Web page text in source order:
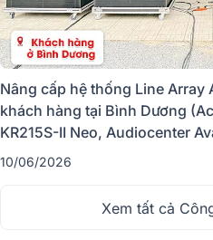
Dàn âm thanh line
Dàn âm thanh Line Array hay theo
là dàn array là một hệ thống các
suất, vang số, bàn mixer...được lắp
khả năng phóng âm tốt và xa.
Nâng cấp hệ thống Line Array
khách hàng tại Bình Dương
KR215S-II Neo, Audiocenter
10/06/2026
Xem tất cả